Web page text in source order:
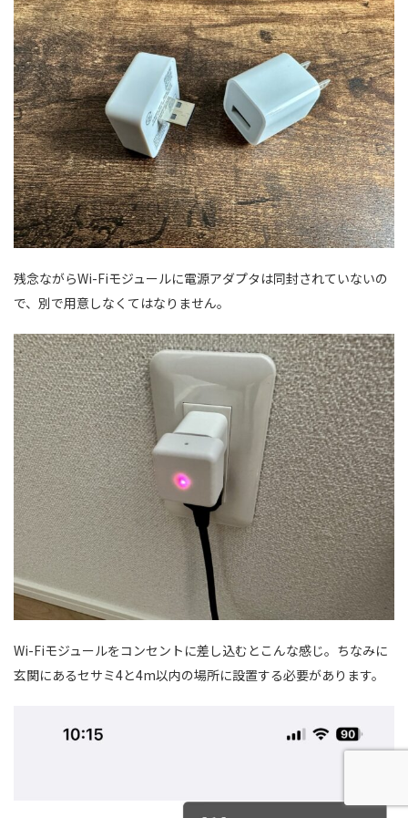
残念ながらWi-Fiモジュールに電源アダプタは同封されていないの
で、別で用意しなくてはなりません。
Wi-Fiモジュールをコンセントに差し込むとこんな感じ。ちなみに
玄関にあるセサミ4と4m以内の場所に設置する必要があります。